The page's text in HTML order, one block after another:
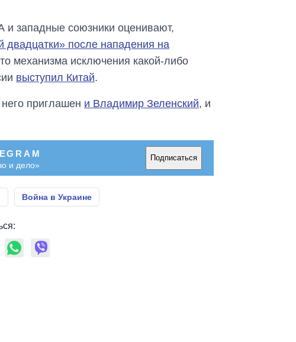
западные союзники оценивают,
после нападения на
механизма исключения какой-либо
выступил Китай.
приглашен и Владимир Зеленский, и
и дело»
Подписаться
Война в Украине